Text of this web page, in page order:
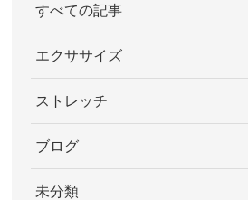
すべての記事
エクササイズ
ストレッチ
ブログ
未分類